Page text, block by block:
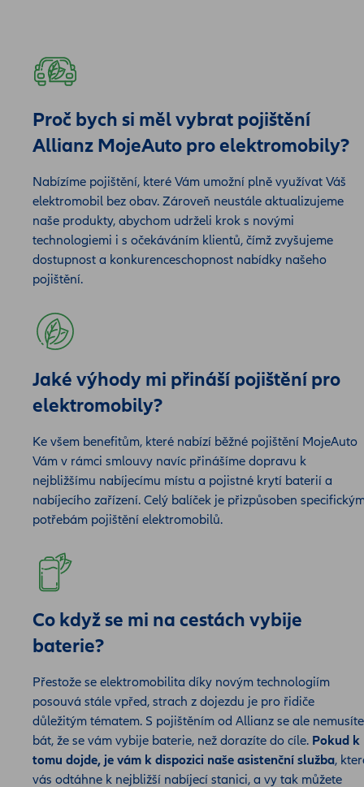
Proč bych si měl vybrat pojištění
Allianz MojeAuto pro elektromobily?
Nabízíme pojištění, které Vám umožní plně využívat Váš
elektromobil bez obav. Zároveň neustále aktualizujeme
naše produkty, abychom udrželi krok s novými
technologiemi i s očekáváním klientů, čímž zvyšujeme
dostupnost a konkurenceschopnost nabídky našeho
pojištění.
Jaké výhody mi přináší pojištění pro
elektromobily?
Ke všem benefitům, které nabízí běžné pojištění MojeAuto
Vám v rámci smlouvy navíc přinášíme dopravu k
nejbližšímu nabíjecímu místu a pojistné krytí baterií a
nabíjecího zařízení. Celý balíček je přizpůsoben
potřebám pojištění elektromobilů.
Co když se mi na cestách vybije
baterie?
Přestože se elektromobilita díky novým technologiím
posouvá stále vpřed, strach z dojezdu je pro řidiče
důležitým tématem. S pojištěním od Allianz se ale nemusíte
bát, že se vám vybije baterie, než dorazíte do cíle. Pokud k
tomu dojde, je vám k dispozici naše asistenční služba,
vás odtáhne k nejbližší nabíjecí stanici, a vy tak můžete